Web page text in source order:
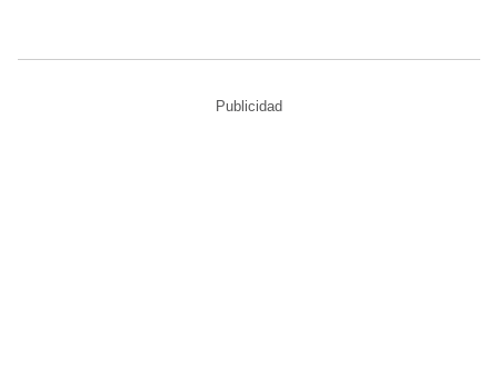
Publicidad